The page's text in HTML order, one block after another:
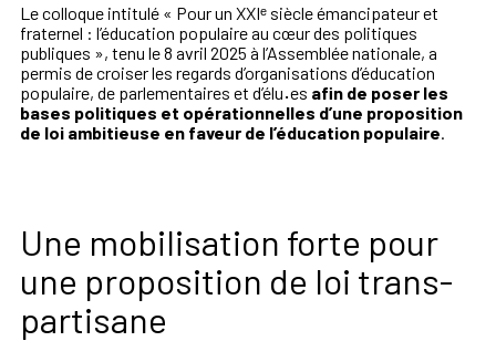
Le colloque intitulé « Pour un XXIᵉ siècle émancipateur et
fraternel : l’éducation populaire au cœur des politiques
publiques », tenu le 8 avril 2025 à l’Assemblée nationale, a
permis de croiser les regards d’organisations d’éducation
populaire, de parlementaires et d’élu·es afin de poser les
bases politiques et opérationnelles d’une proposition
de loi ambitieuse en faveur de l’éducation populaire
Une mobilisation forte pour
une proposition de loi trans-
partisane